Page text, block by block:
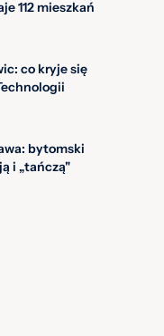
112 mieszkań
co kryje się
bytomski
i „tańczą"